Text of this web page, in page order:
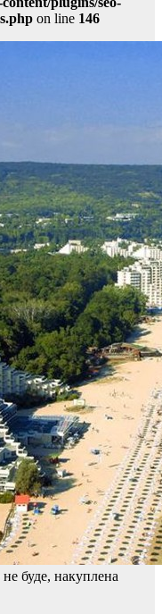
on line 146
не буде, накуплена